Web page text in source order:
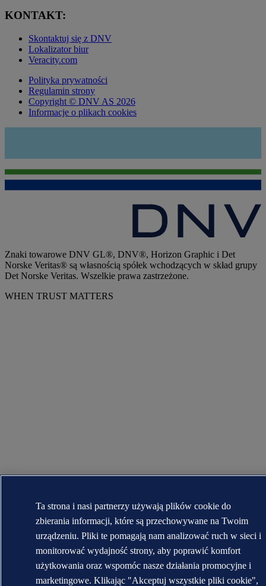
KONTAKT:
Skontaktuj się z DNV
Lokalizator biur
Veracity.com
Polityka prywatności
Regulamin strony
Copyright © DNV AS 2026
Informacje o plikach cookies
Znaki towarowe DNV GL®, DNV®, Horizon Graphic i Det
Norske Veritas® są własnością spółek wchodzących w skład grupy
Det Norske Veritas. Wszelkie prawa zastrzeżone.
WHEN TRUST MATTERS
Ta strona i nasi partnerzy używają plików cookie do
zbierania informacji, które są przechowywane na Twoim
urządzeniu. Pliki te pomagają nam analizować ruch w sieci i
monitorować wydajność strony, aby poprawić komfort
użytkowania oraz wspomóc nasze działania promocyjne i
marketingowe. Klikając "Akceptuj wszystkie pliki cookie",